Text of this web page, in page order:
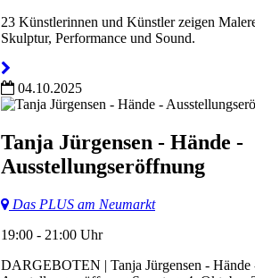
23 Künstlerinnen und Künstler zeigen
Skulptur, Performance und Sound.
04.10.2025
Tanja Jürgensen - Hände -
Ausstellungseröffnung
Das PLUS am Neumarkt
19:00 - 21:00 Uhr
DARGEBOTEN | Tanja Jürgensen - Hände